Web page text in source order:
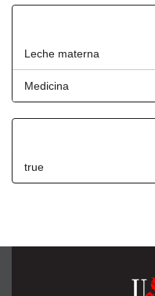
Leche materna
Medicina
true